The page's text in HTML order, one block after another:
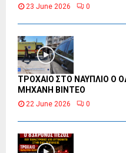
23 June 2026 0
ΤΡΟΧΑΙΟ ΣΤΟ ΝΑΥΠΛΙΟ Ο
ΜΗΧΑΝΗ ΒΙΝΤΕΟ
22 June 2026 0